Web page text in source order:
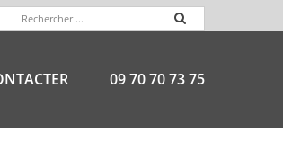
09 70 70 73 75